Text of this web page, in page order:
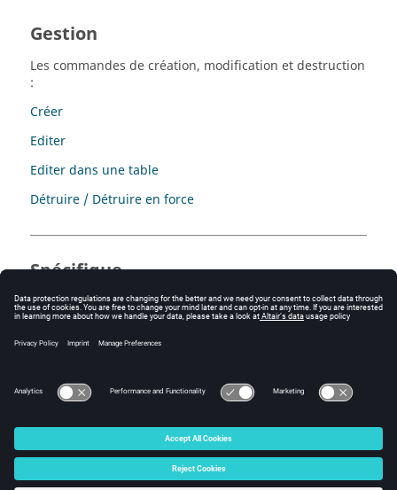
Gestion
Les commandes de création, modification et destruction
:
Créer
Editer
Editer dans une table
Détruire / Détruire en force
Spécifique
Les commandes spécifiques à l'échange de données :
données
© 2025 Altair Engineering, Inc. All Rights Reserved.
Intellectual Property Rights Notice|Technical Support